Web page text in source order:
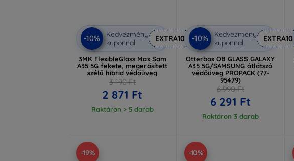
-10%
Kedvezmény
kuponnal
EXTRA10
3MK FlexibleGlass Max Sam
A35 5G fekete, megerősített
szélű hibrid védőüveg
3 190 Ft
2 871 Ft
Raktáron > 5 darab
-10%
Kedvezmény
kuponnal
EXTRA10
Otterbox OB GLASS GALAXY
A35 5G/SAMSUNG átlátszó
védőüveg PROPACK (77-
95479)
6 990 Ft
6 291 Ft
Raktáron 3 darab
-19% -10%